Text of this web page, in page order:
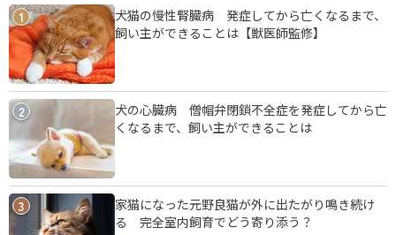
1
犬猫の慢性腎臓病 発症してから亡くなるまで、
飼い主ができることは【獣医師監修】
2
犬の心臓病 僧帽弁閉鎖不全症を発症してから亡
くなるまで、飼い主ができることは
3
家猫になった元野良猫が外に出たがり鳴き続け
る 完全室内飼育でどう寄り添う？